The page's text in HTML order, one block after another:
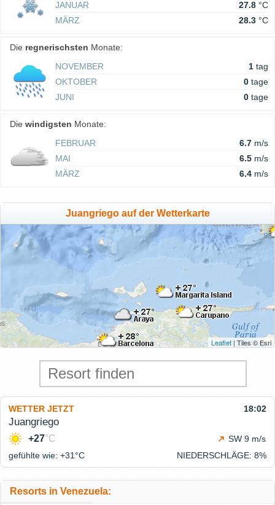
JANUAR 27.8 °C
MÄRZ
28.3 °C
Die regnerischsten Monate:
NOVEMBER
1 tag
OKTOBER
0 tage
JUNI
0 tage
Die windigsten Monate:
FEBRUAR
6.7 m/s
MAI
6.5 m/s
MÄRZ
6.4 m/s
Juangriego auf der Wetterkarte
Leaflet | Tiles © Esri
WETTER JETZT 18:02
Juangriego
+27°C
SW 9 m/s
gefühlte wie: +31°C NIEDERSCHLÄGE: 8%
Resorts in Venezuela: